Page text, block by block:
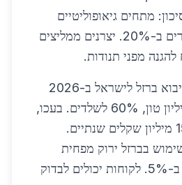
מתחים גיאופוליטיים
עלולים להעלות מחירים ב-20%. יצרנים ממליצים
להגנה מפני תנודות.
נתונים סטטיסטיים: יבוא ברזל לישראל ב-2026
צפוי להגיע ל-2.5 מיליון טון, 60% לשלדים. בעכו,
שוק מקומי שווה 150 מיליון שקלים שנתיים.
בברזל ירוק מפחית